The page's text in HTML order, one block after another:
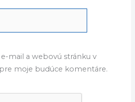
mail a webovú stránku v
moje budúce komentáre.